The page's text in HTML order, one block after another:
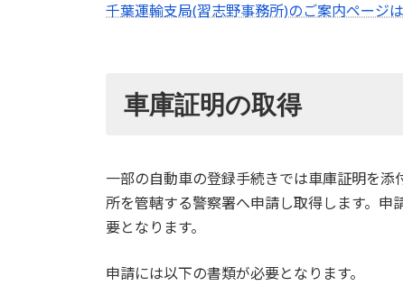
千葉運輸支局(習志野事務所)のご案内ページ
車庫証明の取得
一部の自動車の登録手続きでは車庫証明を
所を管轄する警察署へ申請し取得します。
要となります。
申請には以下の書類が必要となります。